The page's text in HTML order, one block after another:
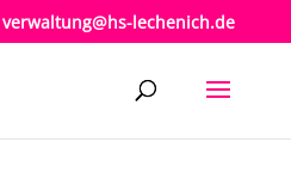
verwaltung@hs-lechenich.de